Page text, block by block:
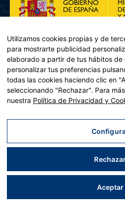
Plan de Recuperación, Transformación
Recuperación y resiliencia,
2021/241 del Parlamento Europeo y
Aviso legal|Política de privacidad|Política
| Desarrollado porTres
Utilizamos cookies propias y de
para mostrarte publicidad
elaborado a partir de tus hábitos de
personalizar tus preferencias
todas las cookies haciendo clic en
seleccionando "Rechazar". Para
nuestra Política de Privacidad y
Aceptar